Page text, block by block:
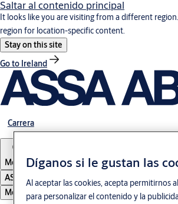
Saltar al contenido principal
It looks like you are visiting from a different
region for location-specific content.
Stay on this site
Go to Ireland
Carrera
Mexico
ASSA ABLOY Group
Menú
Díganos si le gustan las
Al aceptar las cookies, acepta permitirnos
para personalizar el contenido y la